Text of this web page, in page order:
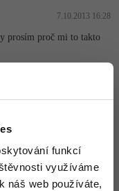
funkcí
využíváme
náš web používáte,
7.10.2013 16:28
prosím proč mi to takto
moc smysluplný a už
Javu se učím a